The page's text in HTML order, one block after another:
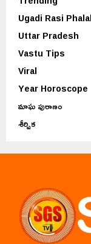
Ugadi Rasi
Uttar Pradesh
Vastu Tips
Viral
Year Horoscope
మాఘ పురాణం
శీర్షిక